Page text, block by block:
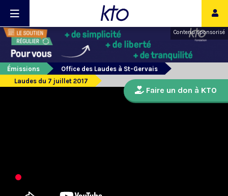
Contenu sponsorisé
Émissions
Office des Laudes à St-Gervais
Laudes du 7 juillet 2017
Faire un don à KTO